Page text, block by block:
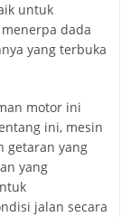
untuk
dada
yang terbuka
motor ini
ini, mesin
getaran yang
yang
jalan secara